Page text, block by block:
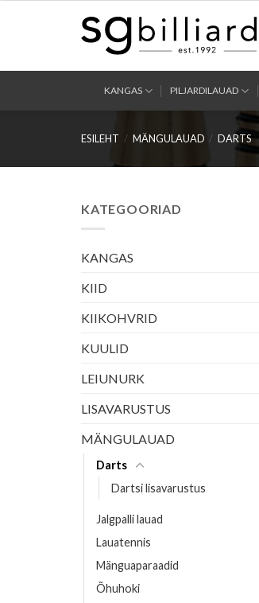
KANGAS PILJARDILAUAD
ESILEHT / MÄNGULAUAD / DARTS
KATEGOORIAD
KANGAS
KIID
KIIKOHVRID
KUULID
LEIUNURK
LISAVARUSTUS
MÄNGULAUAD
Darts
Dartsi lisavarustus
Jalgpalli lauad
Lauatennis
Mänguaparaadid
Õhuhoki